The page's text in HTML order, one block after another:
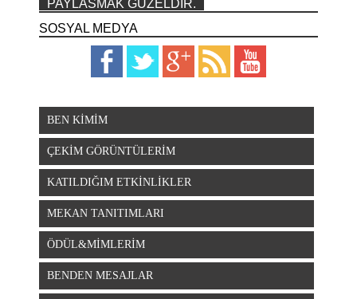
PAYLASMAK GÜZELDIR.
SOSYAL MEDYA
BEN KİMİM
ÇEKİM GÖRÜNTÜLERİM
KATILDIĞIM ETKİNLİKLER
MEKAN TANITIMLARI
ÖDÜL&MİMLERİM
BENDEN MESAJLAR